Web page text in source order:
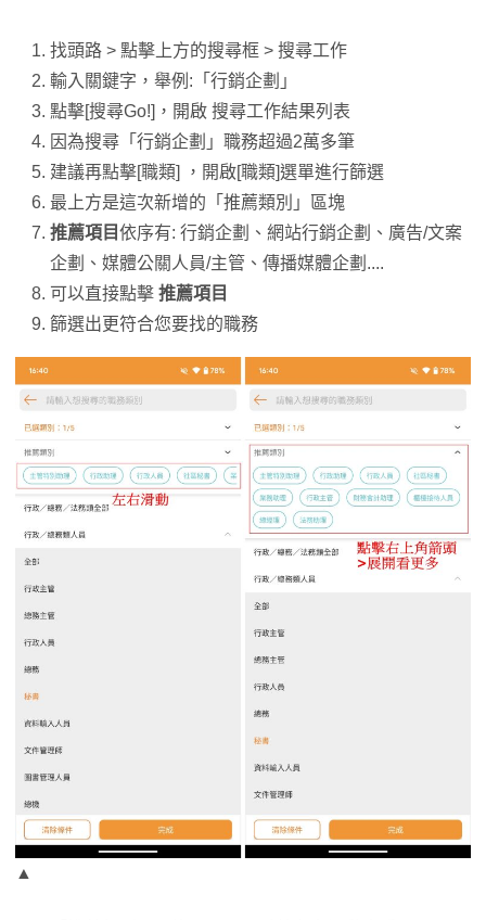
找頭路 > 點擊上方的搜尋框 > 搜尋工作
輸入關鍵字，舉例:「行銷企劃」
點擊[搜尋Go!]，開啟 搜尋工作結果列表
因為搜尋「行銷企劃」職務超過2萬多筆
建議再點擊[職類] ，開啟[職類]選單進行篩選
最上方是這次新增的「推薦類別」區塊
推薦項目依序有: 行銷企劃、網站行銷企劃、廣告/文案
企劃、媒體公關人員/主管、傳播媒體企劃....
可以直接點擊 推薦項目
篩選出更符合您要找的職務
▲